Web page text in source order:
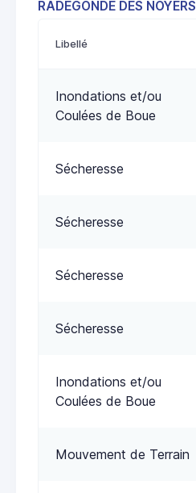
RADEGONDE DES NOYERS
Libellé
Inondations et/ou
Coulées de Boue
Sécheresse
Sécheresse
Sécheresse
Sécheresse
Inondations et/ou
Coulées de Boue
Mouvement de Terrain